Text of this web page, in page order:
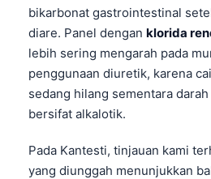
bikarbonat gastrointestinal
diare. Panel dengan klorida
lebih sering mengarah pada
penggunaan diuretik, karena
sedang hilang sementara
bersifat alkalotik.
Pada Kantesti, tinjauan kami
yang diunggah menunjukkan